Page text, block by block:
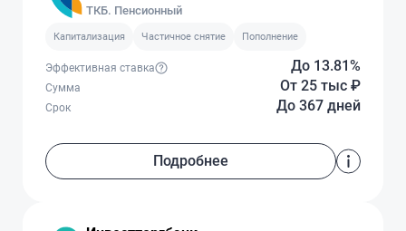
ТКБ. Пенсионный
Капитализация Частичное снятие Пополнение
До 13.81%
Эффективная ставка
От 25 тыс ₽
Сумма
До 367 дней
Срок
Подробнее